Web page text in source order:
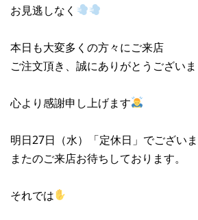
お見逃しなく
本日も大変多くの方々にご来店
ご注文頂き、誠にありがとうございま
心より感謝申し上げます
明日27日（水）「定休日」でございま
またのご来店お待ちしております。
それでは